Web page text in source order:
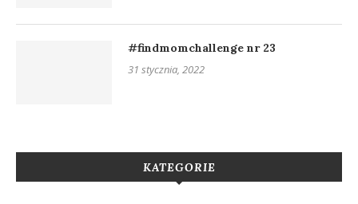
#findmomchallenge nr 23
31 stycznia, 2022
KATEGORIE